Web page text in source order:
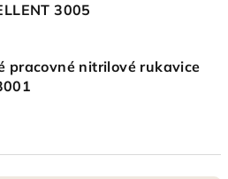
3005
pracovné nitrilové rukavice